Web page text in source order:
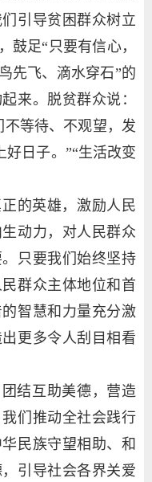
引导贫困群众树立
鼓足“只要有信心，
先飞、滴水穿石”的
来。脱贫群众说：
等待、不观望，发
好日子。”“生活改变
的英雄，激励人民
动力，对人民群众
只要我们始终坚持
群众主体地位和首
智慧和力量充分激
更多令人刮目相看
结互助美德，营造
们推动全社会践行
民族守望相助、和
引导社会各界关爱